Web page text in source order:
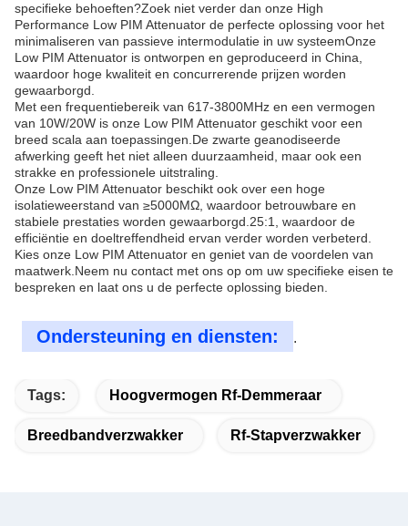
specifieke behoeften?Zoek niet verder dan onze High
Performance Low PIM Attenuator de perfecte oplossing voor het
minimaliseren van passieve intermodulatie in uw systeemOnze
Low PIM Attenuator is ontworpen en geproduceerd in China,
waardoor hoge kwaliteit en concurrerende prijzen worden
gewaarborgd.
Met een frequentiebereik van 617-3800MHz en een vermogen
van 10W/20W is onze Low PIM Attenuator geschikt voor een
breed scala aan toepassingen.De zwarte geanodiseerde
afwerking geeft het niet alleen duurzaamheid, maar ook een
strakke en professionele uitstraling.
Onze Low PIM Attenuator beschikt ook over een hoge
isolatieweerstand van ≥5000MΩ, waardoor betrouwbare en
stabiele prestaties worden gewaarborgd.25:1, waardoor de
efficiëntie en doeltreffendheid ervan verder worden verbeterd.
Kies onze Low PIM Attenuator en geniet van de voordelen van
maatwerk.Neem nu contact met ons op om uw specifieke eisen te
bespreken en laat ons u de perfecte oplossing bieden.
Ondersteuning en diensten: .
Tags: Hoogvermogen Rf-Demmeraar
Breedbandverzwakker Rf-Stapverzwakker